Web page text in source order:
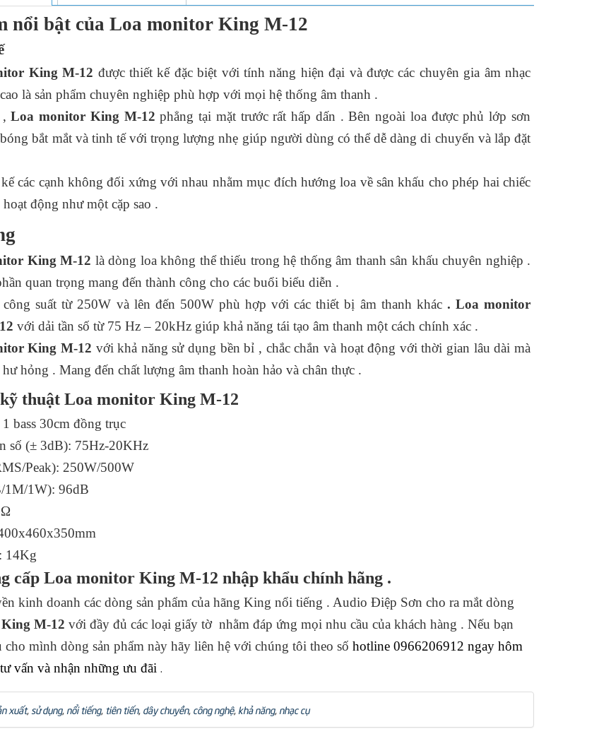
nổi bật của Loa monitor King M-12
King M-12 được thiết kế đặc biệt với tính năng hiện đại và được các chuyên gia âm nhạc
là sản phẩm chuyên nghiệp phù hợp với mọi hệ thống âm thanh .
,Loa monitor King M-12 phẳng tại mặt trước rất hấp dấn . Bên ngoài loa được phủ lớp sơn
bắt mắt và tinh tế với trọng lượng nhẹ giúp người dùng có thể dễ dàng di chuyển và lắp đặt
các cạnh không đối xứng với nhau nhằm mục đích hướng loa về sân khấu cho phép hai chiếc
động như một cặp sao .
King M-12 là dòng loa không thể thiếu trong hệ thống âm thanh sân khấu chuyên nghiệp .
quan trọng mang đến thành công cho các buổi biểu diễn .
suất từ 250W và lên đến 500W phù hợp với các thiết bị âm thanh khác . Loa monitor
với dải tần số từ 75 Hz – 20kHz giúp khả năng tái tạo âm thanh một cách chính xác .
King M-12 với khả năng sử dụng bền bỉ , chắc chắn và hoạt động với thời gian lâu dài mà
hỏng . Mang đến chất lượng âm thanh hoàn hảo và chân thực .
thuật Loa monitor King M-12
bass 30cm đồng trục
số (± 3dB): 75Hz-20KHz
Peak): 250W/500W
1M/1W): 96dB
14Kg
cấp Loa monitor King M-12 nhập khẩu chính hãng .
kinh doanh các dòng sản phẩm của hãng King nổi tiếng . Audio Điệp Sơn cho ra mắt dòng
M-12 với đầy đủ các loại giấy tờ nhằm đáp ứng mọi nhu cầu của khách hàng . Nếu bạn
cho mình dòng sản phẩm này hãy liên hệ với chúng tôi theo số hotline 0966206912 ngay hôm
vấn và nhận những ưu đãi .
xuất, sử dụng, nổi tiếng, tiên tiến, dây chuyền, công nghệ, khả năng, nhạc cụ